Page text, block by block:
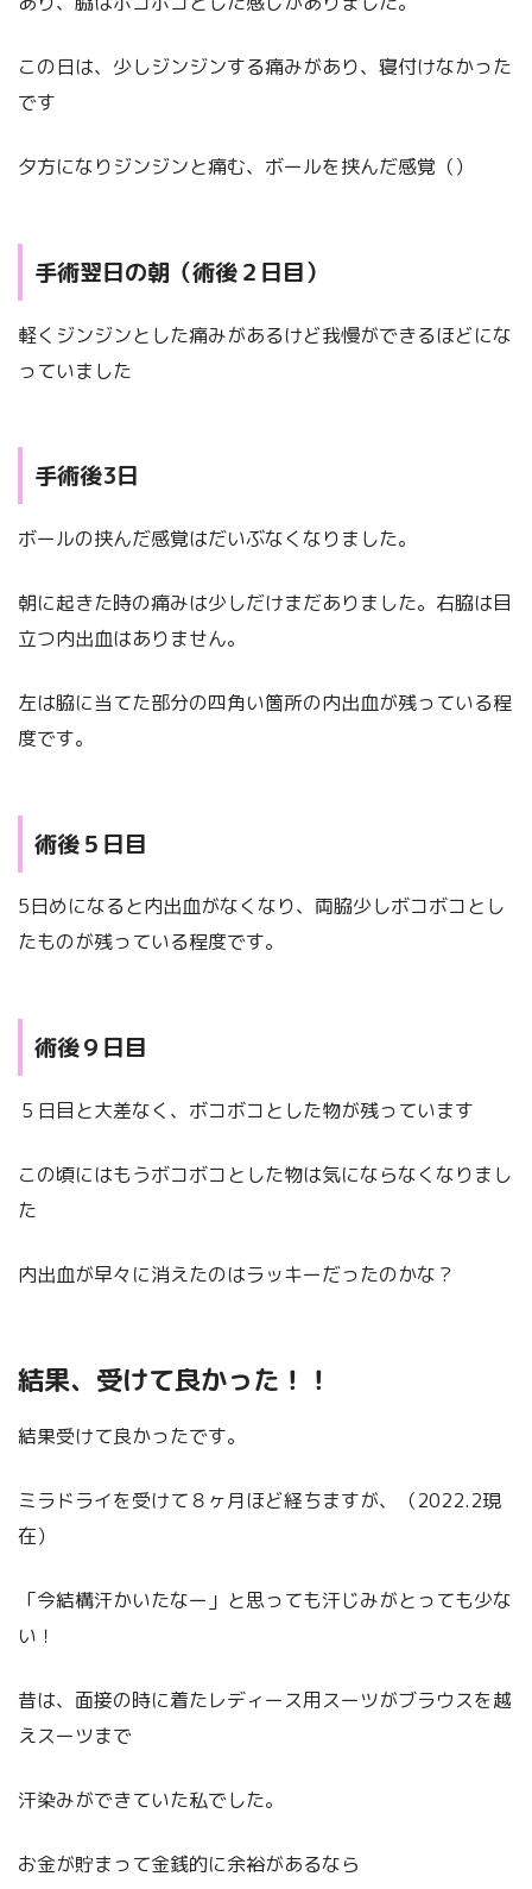
この日は、少しジンジンする痛みがあり、寝付けなかった
です
夕方になりジンジンと痛む、ボールを挟んだ感覚（）
手術翌日の朝（術後２日目）
軽くジンジンとした痛みがあるけど我慢ができるほどにな
っていました
手術後3日
ボールの挟んだ感覚はだいぶなくなりました。
朝に起きた時の痛みは少しだけまだありました。右脇は目
立つ内出血はありません。
左は脇に当てた部分の四角い箇所の内出血が残っている程
度です。
術後５日目
5日めになると内出血がなくなり、両脇少しボコボコとし
たものが残っている程度です。
術後９日目
５日目と大差なく、ボコボコとした物が残っています
この頃にはもうボコボコとした物は気にならなくなりまし
た
内出血が早々に消えたのはラッキーだったのかな？
結果、受けて良かった！！
結果受けて良かったです。
ミラドライを受けて８ヶ月ほど経ちますが、（2022.2現
在）
「今結構汗かいたなー」と思っても汗じみがとっても少な
い！
昔は、面接の時に着たレディース用スーツがブラウスを越
えスーツまで
汗染みができていた私でした。
お金が貯まって金銭的に余裕があるなら